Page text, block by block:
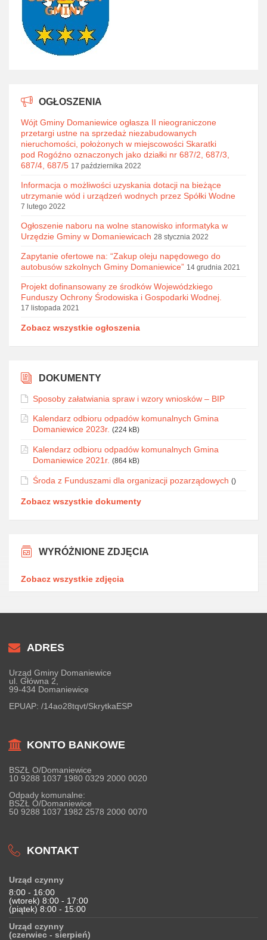
OGŁOSZENIA
Wójt Gminy Domaniewice ogłasza II nieograniczone
przetargi ustne na sprzedaż niezabudowanych
nieruchomości, położonych w miejscowości Skaratki
pod Rogóźno oznaczonych jako działki nr 687/2, 687/3,
687/4, 687/5 17 października 2022
Informacja o możliwości uzyskania dotacji na bieżące
utrzymanie wód i urządzeń wodnych przez Spółki Wodne
7 lutego 2022
Ogłoszenie naboru na wolne stanowisko informatyka w
Urzędzie Gminy w Domaniewicach 28 stycznia 2022
Zapytanie ofertowe na: “Zakup oleju napędowego do
autobusów szkolnych Gminy Domaniewice” 14 grudnia 2021
Projekt dofinansowany ze środków Wojewódzkiego
Funduszy Ochrony Środowiska i Gospodarki Wodnej.
17 listopada 2021
Zobacz wszystkie ogłoszenia
DOKUMENTY
Sposoby załatwiania spraw i wzory wniosków – BIP
Kalendarz odbioru odpadów komunalnych Gmina
Domaniewice 2023r. (224 kB)
Kalendarz odbioru odpadów komunalnych Gmina
Domaniewice 2021r. (864 kB)
Środa z Funduszami dla organizacji pozarządowych ()
Zobacz wszystkie dokumenty
WYRÓŻNIONE ZDJĘCIA
Zobacz wszystkie zdjęcia
ADRES
Urząd Gminy Domaniewice
ul. Główna 2,
99-434 Domaniewice
EPUAP: /14ao28tqvt/SkrytkaESP
KONTO BANKOWE
BSZŁ O/Domaniewice
10 9288 1037 1980 0329 2000 0020
Odpady komunalne:
BSZŁ O/Domaniewice
50 9288 1037 1982 2578 2000 0070
KONTAKT
Urząd czynny
8:00 - 16:00
(wtorek) 8:00 - 17:00
(piątek) 8:00 - 15:00
Urząd czynny
(czerwiec - sierpień)